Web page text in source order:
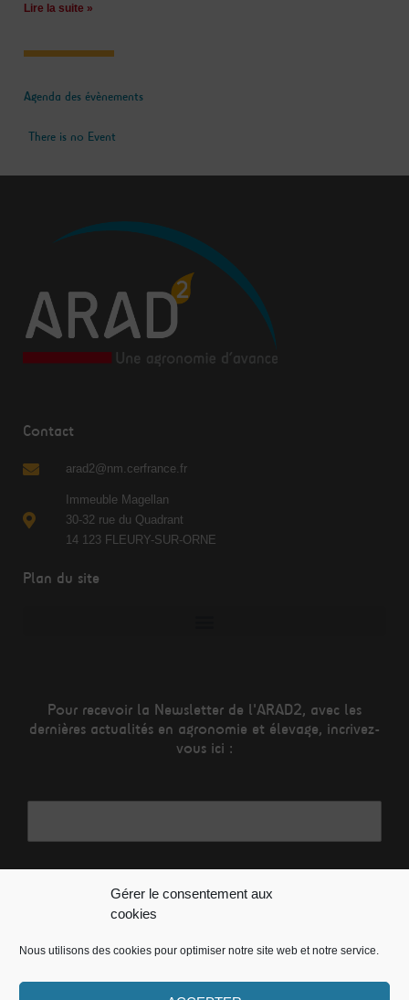
Gérer le consentement aux
cookies
Nous utilisons des cookies pour optimiser notre site web et notre service.
Lire la suite »
Agenda des évènements
There is no Event
Contact
arad2@nm.cerfrance.fr
Immeuble Magellan
30-32 rue du Quadrant
14 123 FLEURY-SUR-ORNE
Plan du site
Pour recevoir la Newsletter de l'ARAD2, avec les
dernières actualités en agronomie et élevage, incrivez-
vous ici :